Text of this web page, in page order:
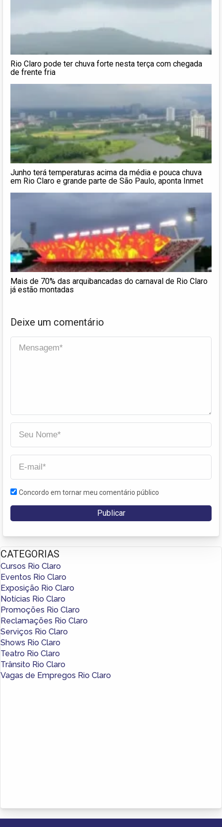
Rio Claro pode ter chuva forte nesta terça com chegada
de frente fria
Junho terá temperaturas acima da média e pouca chuva
em Rio Claro e grande parte de São Paulo, aponta Inmet
Mais de 70% das arquibancadas do carnaval de Rio Claro
já estão montadas
Deixe um comentário
Concordo em tornar meu comentário público
CATEGORIAS
Cursos Rio Claro
Eventos Rio Claro
Exposição Rio Claro
Notícias Rio Claro
Promoções Rio Claro
Reclamações Rio Claro
Serviços Rio Claro
Shows Rio Claro
Teatro Rio Claro
Trânsito Rio Claro
Vagas de Empregos Rio Claro